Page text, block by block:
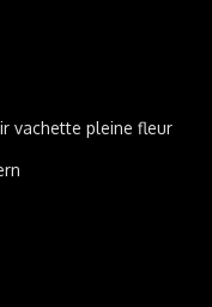
vachette pleine fleur